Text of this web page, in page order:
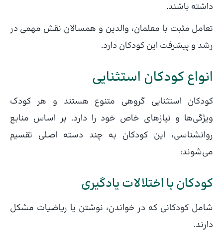
داشته باشند.
تعامل مثبت با معلمان، والدین و همسالان نقش مهمی در
رشد و پیشرفت این کودکان دارد.
انواع کودکان استثنایی
کودکان استثنایی گروهی متنوع هستند و هر کودک
ویژگی‌ها و نیازهای خاص خود را دارد. بر اساس منابع
روانشناسی، این کودکان به چند دسته اصلی تقسیم
می‌شوند:
کودکان با اختلالات یادگیری
شامل کودکانی که در خواندن، نوشتن یا ریاضیات مشکل
دارند.